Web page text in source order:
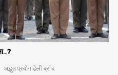
अद्भुत प्रयोगडेली ब्रांच